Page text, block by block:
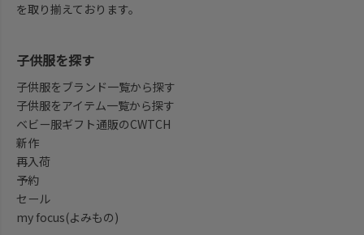
を取り揃えております。
子供服を探す
子供服をブランド一覧から探す
子供服をアイテム一覧から探す
ベビー服ギフト通販のCWTCH
新作
再入荷
予約
セール
my focus(よみもの)